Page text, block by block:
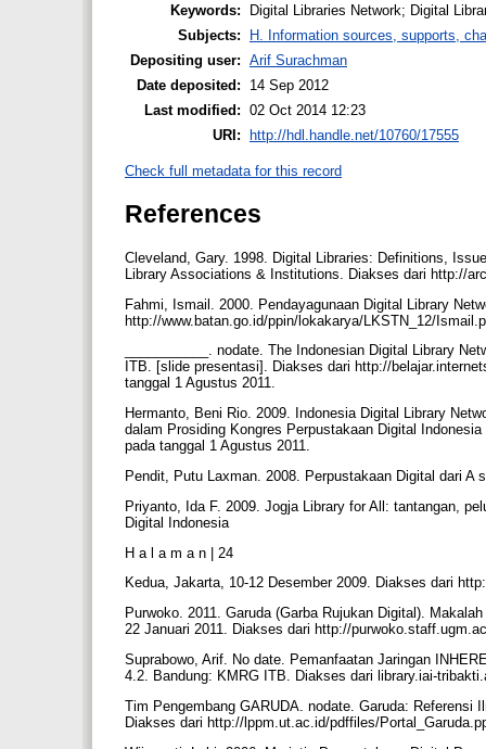
Keywords:
Digital Libraries Network; Digital
Subjects:
H. Information sources, supports,
Depositing user: Arif Surachman
Date deposited:
14 Sep 2012
Last modified: 02 Oct 2014 12:23
URI:
http://hdl.handle.net/10760/17555
Check full metadata for this record
References
Cleveland, Gary. 1998. Digital Libraries: Definitions,
Library Associations & Institutions. Diakses dari http://
Fahmi, Ismail. 2000. Pendayagunaan Digital Library
http://www.batan.go.id/ppin/lokakarya/LKSTN_12/
___________. nodate. The Indonesian Digital Library
ITB. [slide presentasi]. Diakses dari http://
tanggal 1 Agustus 2011.
Hermanto, Beni Rio. 2009. Indonesia Digital Library
dalam Prosiding Kongres Perpustakaan Digital
pada tanggal 1 Agustus 2011.
Pendit, Putu Laxman. 2008. Perpustakaan Digital dari
Priyanto, Ida F. 2009. Jogja Library for All: tantangan,
Digital Indonesia
H a l a m a n | 24
Kedua, Jakarta, 10-12 Desember 2009. Diakses dari
Purwoko. 2011. Garuda (Garba Rujukan Digital).
22 Januari 2011. Diakses dari http://
Suprabowo, Arif. No date. Pemanfaatan Jaringan
4.2. Bandung: KMRG ITB. Diakses dari library.iai-
Tim Pengembang GARUDA. nodate. Garuda:
Diakses dari http://lppm.ut.ac.id/pdffiles/